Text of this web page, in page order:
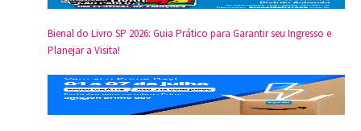
Bienal do Livro SP 2026: Guia Prático para Garantir seu Ingresso e
Planejar a Visita!